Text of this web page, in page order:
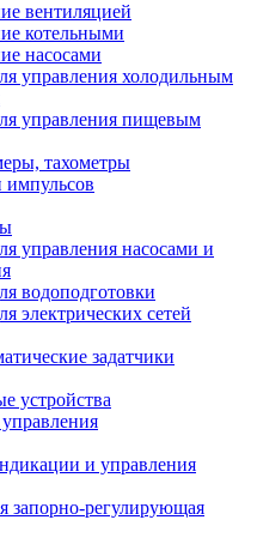
вентиляцией
котельными
насосами
управления холодильным
управления пищевым
тахометры
импульсов
управления насосами и
водоподготовки
электрических сетей
задатчики
устройства
и управления
запорно-регулирующая